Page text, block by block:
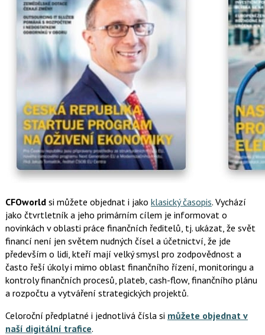
CFOworldsi můžete objednat i jako klasický časopis. Vychází
jako čtvrtletník a jeho primárním cílem je informovat o
novinkách v oblasti práce finančních ředitelů, tj. ukázat, že svět
financí není jen světem nudných čísel a účetnictví, že jde
především o lidi, kteří mají velký smysl pro zodpovědnost a
často řeší úkoly i mimo oblast finančního řízení, monitoringu a
kontroly finančních procesů, plateb, cash-flow, finančního plánu
a rozpočtu a vytváření strategických projektů.
Celoroční předplatné i jednotlivá čísla si můžete objednat v
naší digitální trafice.